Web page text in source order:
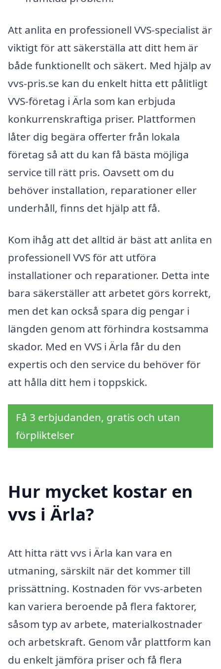
Att anlita en professionell VVS-specialist är
viktigt för att säkerställa att ditt hem är
både funktionellt och säkert. Med hjälp av
vvs-pris.se kan du enkelt hitta ett pålitligt
VVS-företag i Ärla som kan erbjuda
konkurrenskraftiga priser. Plattformen
låter dig begära offerter från lokala
företag så att du kan få bästa möjliga
service till rätt pris. Oavsett om du
behöver installation, reparationer eller
underhåll, finns det hjälp att få.
Kom ihåg att det alltid är bäst att anlita en
professionell VVS för att utföra
installationer och reparationer. Detta inte
bara säkerställer att arbetet görs korrekt,
men det kan också spara dig pengar i
längden genom att förhindra kostsamma
skador. Med en VVS i Ärla får du den
expertis och den service du behöver för
att hålla ditt hem i toppskick.
Få 3 erbjudanden, gratis och utan
förpliktelser
Hur mycket kostar en
vvs i Ärla?
Att hitta rätt vvs i Ärla kan vara en
utmaning, särskilt när det kommer till
prissättning. Kostnaden för vvs-arbeten
kan variera beroende på flera faktorer,
såsom typ av arbete, materialkostnader
och arbetskraft. Genom vår plattform kan
du enkelt jämföra priser och få flera